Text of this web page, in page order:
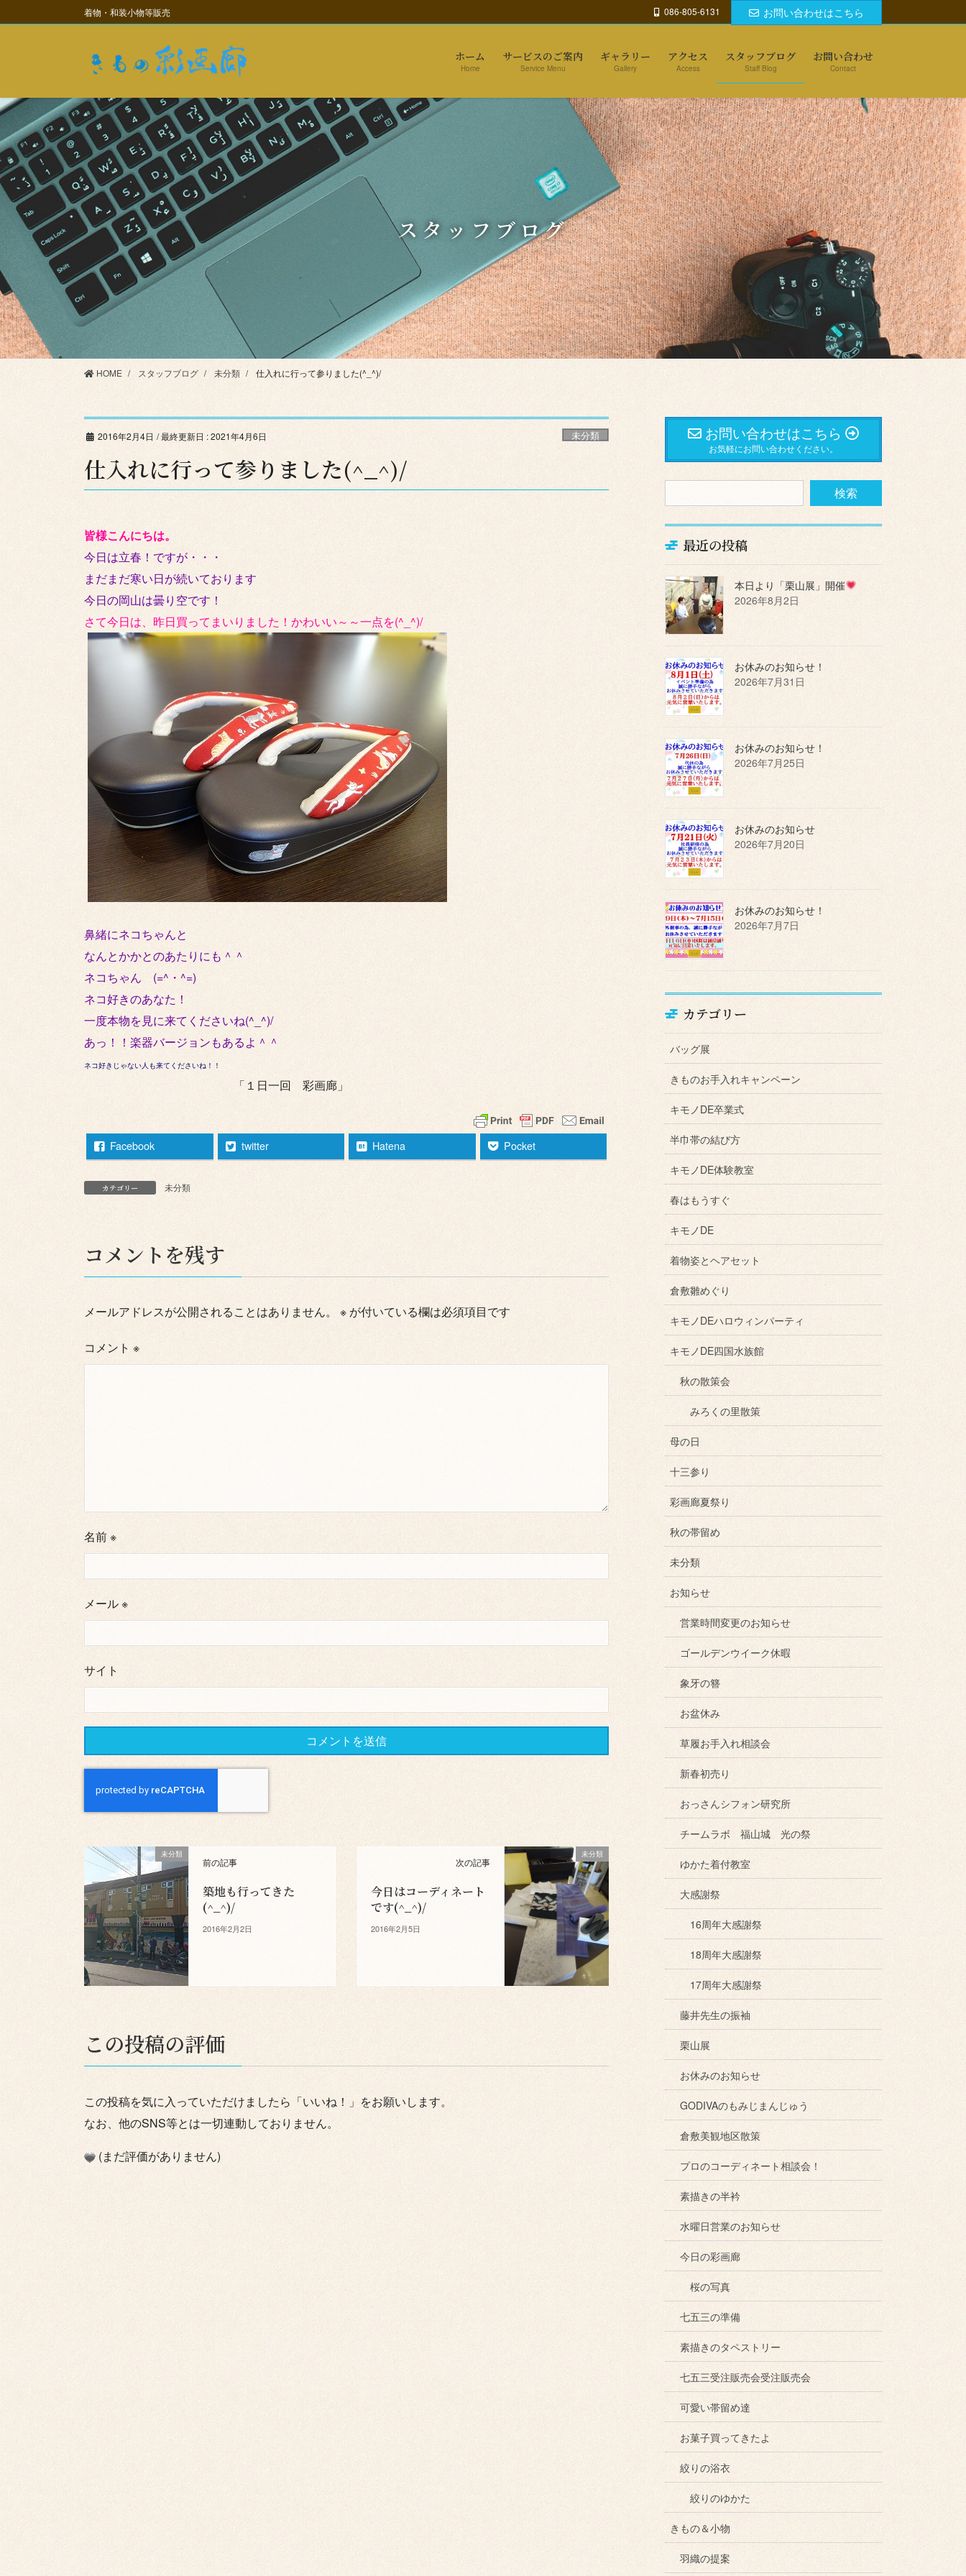
ン
に
移
ビ
ョ
ン
移
動
着物・和装小物等販売 086-805-6131 お問い合わせはこちら
ホーム
Home
サービスのご案内
Service Menu
ギャラリー
Gallery
アクセス
Access
スタッフブログ
Staff Blog
お問い合わせ
Contact
スタッフブログ
HOME スタッフブログ 未分類 仕入れに行って参りました(^_^)/
2016年2月4日 / 最終更新日 :2021年4月6日 未分類
仕入れに行って参りました(^_^)/
皆様こんにちは。
今日は立春！ですが・・・
まだまだ寒い日が続いております
今日の岡山は曇り空です！
さて今日は、昨日買ってまいりました！かわいい～～一点を(^_^)/
鼻緒にネコちゃんと
なんとかかとのあたりにも＾＾
ネコちゃん (=^・^=)
ネコ好きのあなた！
一度本物を見に来てくださいね(^_^)/
あっ！！楽器バージョンもあるよ＾＾
ネコ好きじゃない人も来てくださいね！！
「１日一回 彩画廊」
Facebook twitter Hatena Pocket
カテゴリー 未分類
コメントを残す
メールアドレスが公開されることはありません。 ※ が付いている欄は必須項目です
コメント ※
名前※
メール※
サイト
未分類
前の記事
築地も行ってきた
(^_^)/
2016年2月2日
未分類
次の記事
今日はコーディネート
です(^_^)/
2016年2月5日
この投稿の評価
この投稿を気に入っていただけましたら「いいね！」をお願いします。
なお、他のSNS等とは一切連動しておりません。
(まだ評価がありません)
お問い合わせはこちら
お気軽にお問い合わせください。
最近の投稿
本日より「栗山展」開催
2026年8月2日
お休みのお知らせ！
2026年7月31日
お休みのお知らせ！
2026年7月25日
お休みのお知らせ
2026年7月20日
お休みのお知らせ！
2026年7月7日
カテゴリー
バッグ展
きものお手入れキャンペーン
キモノDE卒業式
半巾帯の結び方
キモノDE体験教室
春はもうすぐ
キモノDE
着物姿とヘアセット
倉敷雛めぐり
キモノDEハロウィンパーティ
キモノDE四国水族館
秋の散策会
みろくの里散策
母の日
十三参り
彩画廊夏祭り
秋の帯留め
未分類
お知らせ
営業時間変更のお知らせ
ゴールデンウイーク休暇
象牙の簪
お盆休み
草履お手入れ相談会
新春初売り
おっさんシフォン研究所
チームラボ 福山城 光の祭
ゆかた着付教室
大感謝祭
16周年大感謝祭
18周年大感謝祭
17周年大感謝祭
藤井先生の振袖
栗山展
お休みのお知らせ
GODIVAのもみじまんじゅう
倉敷美観地区散策
プロのコーディネート相談会！
素描きの半衿
水曜日営業のお知らせ
今日の彩画廊
桜の写真
七五三の準備
素描きのタペストリー
七五三受注販売会受注販売会
可愛い帯留め達
お菓子買ってきたよ
絞りの浴衣
絞りのゆかた
きもの＆小物
羽織の提案